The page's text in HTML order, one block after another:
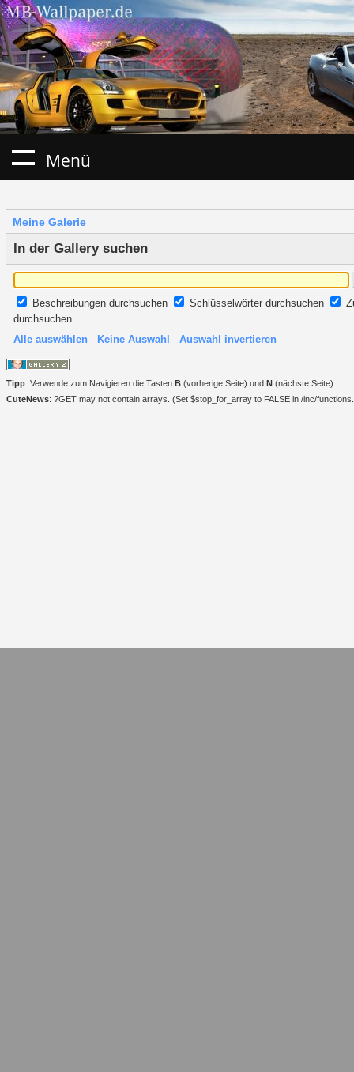
Menü
Meine Galerie
In der Gallery suchen
Beschreibungen durchsuchen Schlüsselwörter durchsuchen
durchsuchen
Alle auswählen
Keine Auswahl Auswahl invertieren
Tipp: Verwende zum Navigieren die Tasten B (vorherige Seite) und N (nächste Seite).
CuteNews: ?GET may not contain arrays. (Set $stop_for_array to FALSE in /inc/